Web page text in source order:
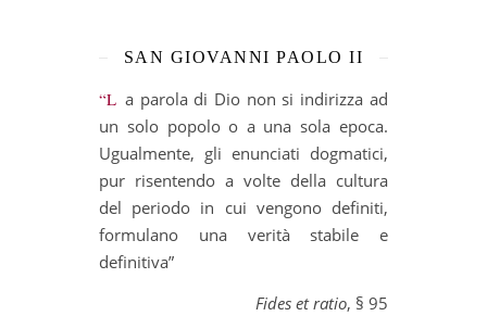
SAN GIOVANNI PAOLO II
“La parola di Dio non si indirizza ad
un solo popolo o a una sola epoca.
Ugualmente, gli enunciati dogmatici,
pur risentendo a volte della cultura
del periodo in cui vengono definiti,
formulano una verità stabile e
definitiva”
Fides et ratio, § 95